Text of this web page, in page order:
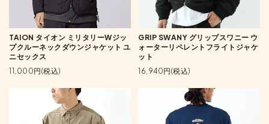
TAION タイオン ミリタリーWジッ
プクルーネックダウンジャケット ユ
ニセックス
11,000円(税込)
GRIP SWANY グリップスワニー ウ
ォーターリペレントフライトジャケ
ット
16,940円(税込)